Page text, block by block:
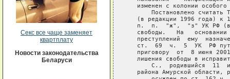
Секс все чаще заменяет
квартплату
Новости законодательства
Беларуси